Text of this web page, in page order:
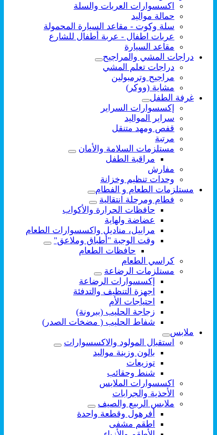
اكسسوارات العربات والسلة
حمالة مواليد
سلة وكوت - مقاعد السيارة المحمولة
عربات اطفال - عربة أطفال للشارع
مقاعد السيارة
دراجات المشي والمراجيح
دراجات تعلم المشي
مراجيح وترمبولين
مشاية (ووكر)
غرفة الطفل
إكسسوارات السراير
سراير المواليد
قفص ومهد متنقل
مرتبة
مستلزمات السلامة والأمان
مراقبة الطفل
مفارش
وحدات تنظيم وخزانة
مستلزمات الطعام و الفطام
فطام ومرحلة انتقالية
حافظات الحرارة والأكواب
عضاضة ولهاية
مراييل، مناديل واكسسوارات الطعام
وقت الوجبة "أطباق وملاعق"
حافظات الطعام
كراسي الطعام
مستلزمات الرضاعة
إكسسوارات الرضاعة
اجهزة التنظيف والتدفئة
احتياجات الأم
زجاجة الحليب (ببرونة)
شفاط الحليب ( مضخات الصدر)
ملابس
استقبال المولود والاكسسوارات
بالون وزينة مواليد
توزيعات
شنط وحقائب
اكسسوارات الملابس
الأحذية والجرابات
ملابس الربيع والصيف
أفرهول وقطعة واحدة
اطقم مشفى